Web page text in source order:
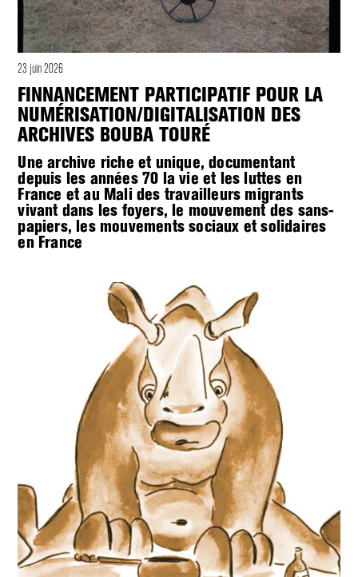
23 juin 2026
FINNANCEMENT PARTICIPATIF POUR LA
NUMÉRISATION/DIGITALISATION DES
ARCHIVES BOUBA TOURÉ
Une archive riche et unique, documentant
depuis les années 70 la vie et les luttes en
France et au Mali des travailleurs migrants
vivant dans les foyers, le mouvement des sans-
papiers, les mouvements sociaux et solidaires
en France